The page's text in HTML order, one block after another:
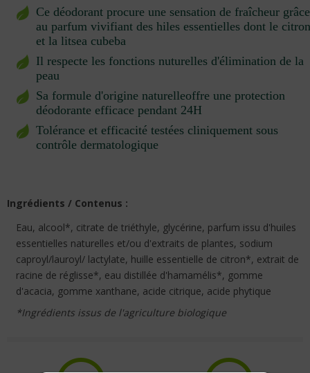
Ce déodorant procure une sensation de fraîcheur grâce
au parfum vivifiant des hiles essentielles dont le
et la litsea cubeba
Il respecte les fonctions nuturelles d'élimination de la
peau
Sa formule d'origine naturelleoffre une protection
déodorante efficace pendant 24H
Tolérance et efficacité testées cliniquement sous
contrôle dermatologique
Ingrédients / Contenus :
Eau, alcool*, citrate de triéthyle, glycérine, parfum issu d'huiles
essentielles naturelles et/ou d'extraits de plantes, sodium
caproyl/lauroyl/ lactylate, huille essentielle de citron*, extrait de
racine de réglisse*, eau distillée d'hamamélis*, gomme
d'acacia, gomme xanthane, acide citrique, acide phytique
*Ingrédients issus de l'agriculture biologique